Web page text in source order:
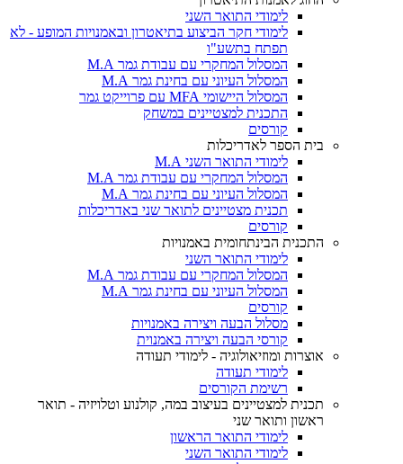
לימודי התואר השני
לימודי חקר הביצוע בתיאטרון ובאמנויות המופע - לא
תפתח בתשע"ו
המסלול המחקרי עם עבודת גמר M.A
המסלול העיוני עם בחינת גמר M.A
המסלול היישומי MFA עם פרוייקט גמר
התכנית למצטיינים במשחק
קורסים
בית הספר לאדריכלות
לימודי התואר השני M.A
המסלול המחקרי עם עבודת גמר M.A
המסלול העיוני עם בחינת גמר M.A
תכנית מצטיינים לתואר שני באדריכלות
קורסים
התכנית הבינתחומית באמנויות
לימודי התואר השני
המסלול המחקרי עם עבודת גמר M.A
המסלול העיוני עם בחינת גמר M.A
קורסים
מסלול הבעה ויצירה באמנויות
קורסי הבעה ויצירה באמנוית
אוצרות ומוזיאולוגיה - לימודי תעודה
לימודי תעודה
רשימת הקורסים
תכנית למצטיינים בעיצוב במה, קולנוע וטלויזיה - תואר
ראשון ותואר שני
לימודי התואר הראשון
לימודי התואר השני